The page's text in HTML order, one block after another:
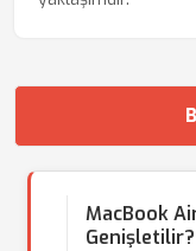
MacBook
Genişletilir?